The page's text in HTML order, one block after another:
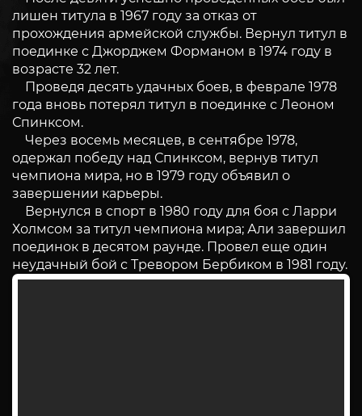
лишен титула в 1967 году за отказ от
прохождения армейской службы. Вернул титул в
поединке с Джорджем Форманом в 1974 году в
возрасте 32 лет.
Проведя десять удачных боев, в феврале 1978
года вновь потерял титул в поединке с Леоном
Спинксом.
Через восемь месяцев, в сентябре 1978,
одержал победу над Спинксом, вернув титул
чемпиона мира, но в 1979 году объявил о
завершении карьеры.
Вернулся в спорт в 1980 году для боя с Ларри
Холмсом за титул чемпиона мира; Али завершил
поединок в десятом раунде. Провел еще один
неудачный бой с Тревором Бербиком в 1981 году.